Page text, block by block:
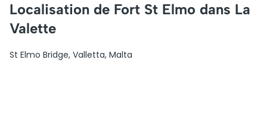
Localisation de Fort St Elmo dans La
Valette
St Elmo Bridge, Valletta, Malta